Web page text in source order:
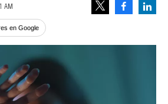
AM
en Google
Facebook